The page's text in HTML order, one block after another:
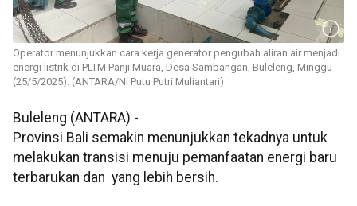
Operator menunjukkan cara kerja generator pengubah aliran air menjadi
energi listrik di PLTM Panji Muara, Desa Sambangan, Buleleng, Minggu
(25/5/2025). (ANTARA/Ni Putu Putri Muliantari)
Buleleng (ANTARA) -
Provinsi Bali semakin menunjukkan tekadnya untuk
melakukan transisi menuju pemanfaatan energi baru
terbarukan dan yang lebih bersih.